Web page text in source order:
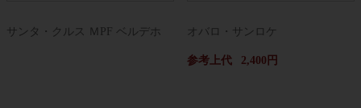
サンタ・クルス ＭPF ベルデホ オバロ・サンロケ
参考上代 2,400円